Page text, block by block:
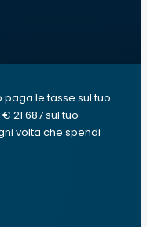
le tasse sul tuo
21 687 sul tuo
volta che spendi